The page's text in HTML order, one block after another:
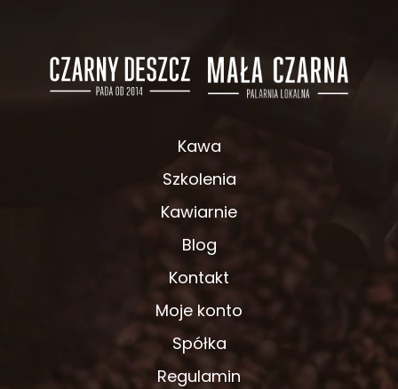
Kawa
Szkolenia
Kawiarnie
Blog
Kontakt
Moje konto
Spółka
Regulamin